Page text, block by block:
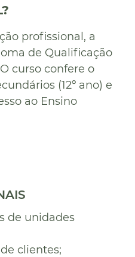
profissional, a
de Qualificação
curso confere o
(12º ano) e
ao Ensino
de unidades
clientes;